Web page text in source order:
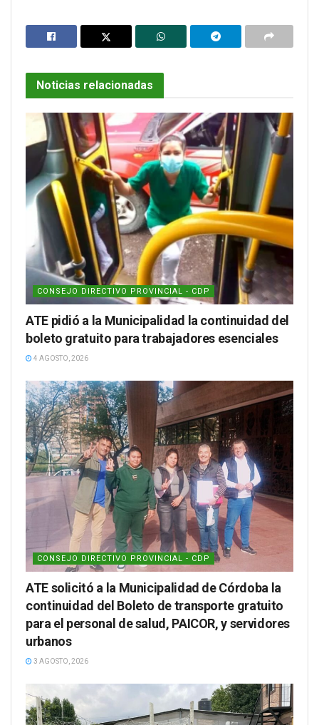
Noticias relacionadas
CONSEJO DIRECTIVO PROVINCIAL - CDP
ATE pidió a la Municipalidad la continuidad del
boleto gratuito para trabajadores esenciales
4 AGOSTO, 2026
CONSEJO DIRECTIVO PROVINCIAL - CDP
ATE solicitó a la Municipalidad de Córdoba la
continuidad del Boleto de transporte gratuito
para el personal de salud, PAICOR, y servidores
urbanos
3 AGOSTO, 2026